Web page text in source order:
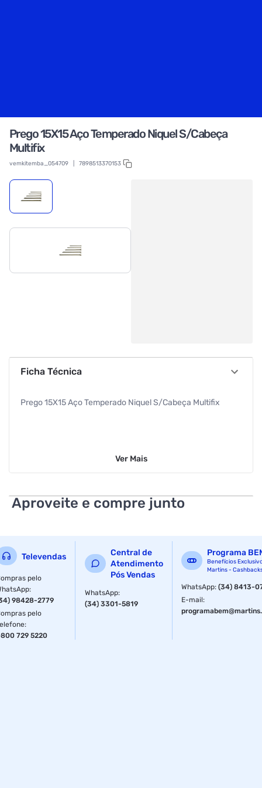
Prego 15X15 Aço Temperado Niquel S/Cabeça
Multifix
vemkitemba_054709 7898513370153
Ficha Técnica
Prego 15X15 Aço Temperado Niquel S/Cabeça Multifix
Ver Mais
Aproveite e compre junto
Televendas
pelo
:
98428-2779
pelo
:
729 5220
Central de
Atendimento
Pós Vendas
WhatsApp:
(34) 3301-5819
Programa
Benefícios
Martins -
WhatsApp:(34) 8413-
E-mail: